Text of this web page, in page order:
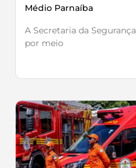
Médio Parnaíba
A Secretaria da
por meio